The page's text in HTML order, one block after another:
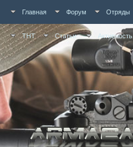
Главная Форум Отряды
ТНТ Статьи Активность